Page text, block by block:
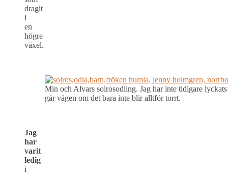
dragit
i
en
högre
växel.
Min och Alvars solrosodling. Jag har inte tidigare
går vägen om det bara inte blir alltför torrt.
Jag
har
varit
ledig
i